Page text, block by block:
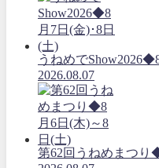
うねめで
2026.08.07
第62回うねめまつり